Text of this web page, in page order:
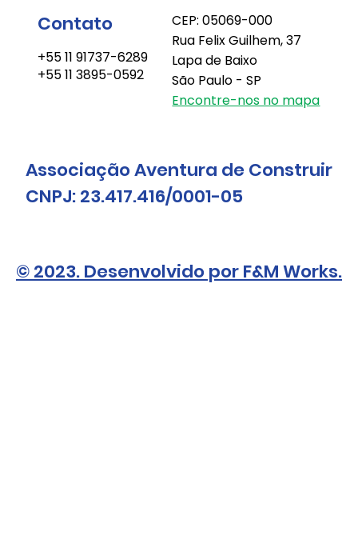
Contato
+55 11 91737-6289
+55 11 3895-0592
CEP: 05069-000
Rua Felix Guilhem, 37
Lapa de Baixo
São Paulo - SP
Encontre-nos no mapa
© 2023. Desenvolvido por F&M Works.
Associação Aventura de Construir
CNPJ: 23.417.416/0001-05